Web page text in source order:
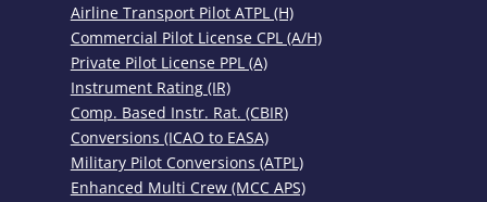
Airline Transport Pilot ATPL (H)
Commercial Pilot License CPL (A/H)
Private Pilot License PPL (A)
Instrument Rating (IR)
Comp. Based Instr. Rat. (CBIR)
Conversions (ICAO to EASA)
Military Pilot Conversions (ATPL)
Enhanced Multi Crew (MCC APS)